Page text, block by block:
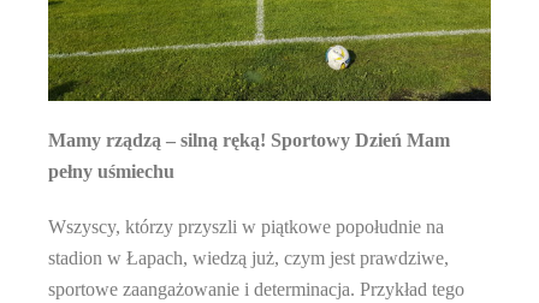
Mamy rządzą – silną ręką! Sportowy Dzień Mam
pełny uśmiechu
Wszyscy, którzy przyszli w piątkowe popołudnie na
stadion w Łapach, wiedzą już, czym jest prawdziwe,
sportowe zaangażowanie i determinacja. Przykład tego